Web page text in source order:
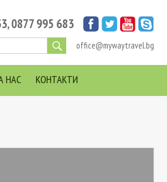
,0877 995 683
office@mywaytravel.bg
НАС КОНТАКТИ